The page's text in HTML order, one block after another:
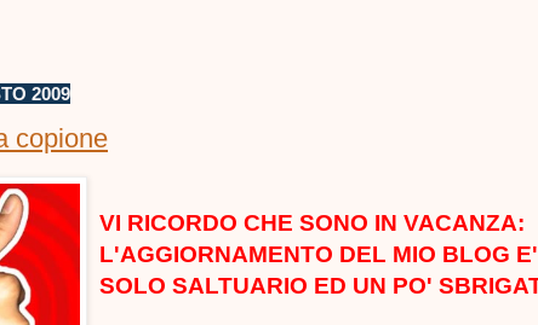
2009
copione
VI RICORDO CHE SONO IN VACANZA:
L'AGGIORNAMENTO DEL MIO BLOG E'
SOLO SALTUARIO ED UN PO'